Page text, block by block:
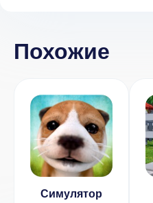
Похожие
Симулятор